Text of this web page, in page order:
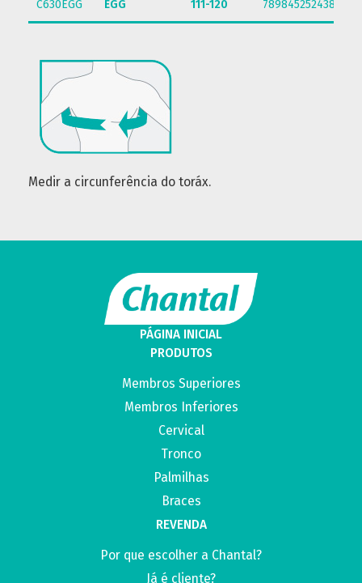
C630EGG EGG 111-120 7898452524389
Medir a circunferência do toráx.
PÁGINA INICIAL
PRODUTOS
Membros Superiores
Membros Inferiores
Cervical
Tronco
Palmilhas
Braces
REVENDA
Por que escolher a Chantal?
Já é cliente?